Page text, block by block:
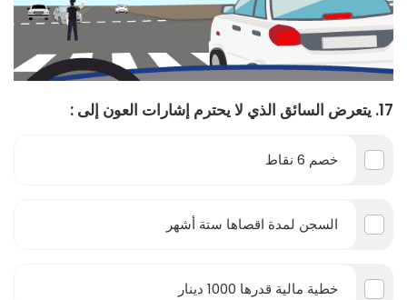
17. يتعرض السائق الذي لا يحترم إشارات العون إلى :
خصم 6 نقاط
السجن لمدة اقصاها ستة أشهر
خطية مالية قدرها 1000 دينار